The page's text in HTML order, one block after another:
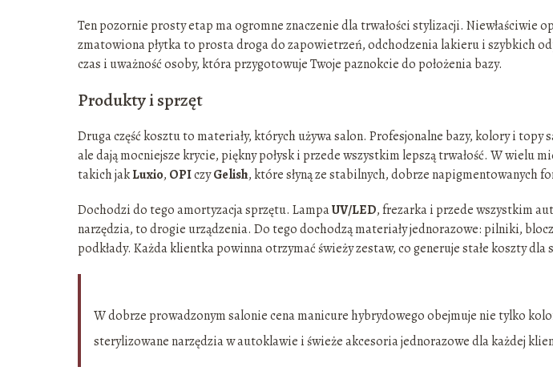
Ten pozornie prosty etap ma ogromne znaczenie dla trwałości stylizacji. Niewłaściwie
zmatowiona płytka to prosta droga do zapowietrzeń, odchodzenia lakieru i szybkich
czas i uważność osoby, która przygotowuje Twoje paznokcie do położenia bazy.
Produkty i sprzęt
Druga część kosztu to materiały, których używa salon. Profesjonalne bazy, kolory i topy
ale dają mocniejsze krycie, piękny połysk i przede wszystkim lepszą trwałość. W wielu
takich jakLuxio, OPIczyGelish, które słyną ze stabilnych, dobrze napigmentowanych
Dochodzi do tego amortyzacja sprzętu. LampaUV/LED, frezarka i przede wszystkim
narzędzia, to drogie urządzenia. Do tego dochodzą materiały jednorazowe: pilniki,
podkłady. Każda klientka powinna otrzymać świeży zestaw, co generuje stałe koszty dla
W dobrze prowadzonym salonie cena manicure hybrydowego obejmuje nie tylko
sterylizowane narzędzia w autoklawie i świeże akcesoria jednorazowe dla każdej